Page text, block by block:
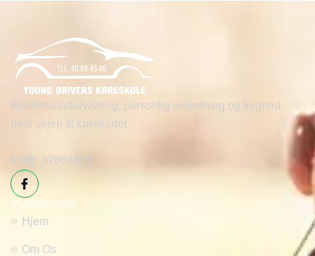
Kvalitetsundervisning, personlig vejledning og tryghed
hele vejen til kørekortet.
CVR: 37803626
Hurtige links
Hjem
Om Os